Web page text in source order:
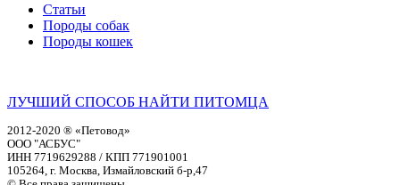
Статьи
Породы собак
Породы кошек
ЛУЧШИЙ СПОСОБ НАЙТИ ПИТОМЦА
2012-2020 ® «Петовод»
ООО "АСБУС"
ИНН 7719629288 / КПП 771901001
105264, г. Москва, Измайловский б-р,47